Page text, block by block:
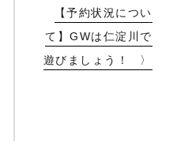
【予約状況につい
て】GWは仁淀川で
遊びましょう！